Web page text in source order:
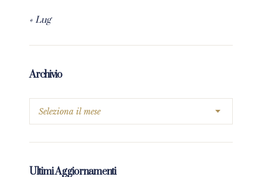
« Lug
Archivio
Ultimi Aggiornamenti